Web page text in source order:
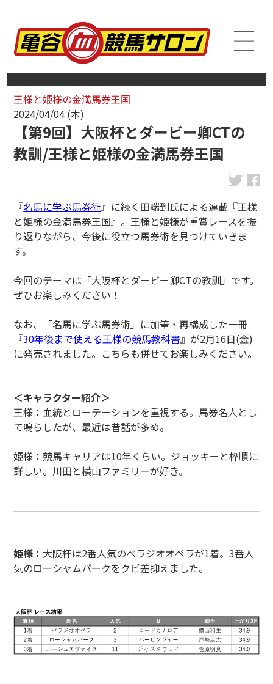
王様と姫様の金満馬券王国
2024/04/04 (木)
【第9回】大阪杯とダービー卿CTの
教訓/王様と姫様の金満馬券王国
『名馬に学ぶ馬券術』に続く田端到氏による連載『王様
と姫様の金満馬券王国』。王様と姫様が重賞レースを振
り返りながら、今後に役立つ馬券術を見つけていきま
す。
今回のテーマは「大阪杯とダービー卿CTの教訓」です。
ぜひお楽しみください！
なお、「名馬に学ぶ馬券術」に加筆・再構成した一冊
『30年後まで使える王様の競馬教科書』が2月16日(金)
に発売されました。こちらも併せてお楽しみください。
＜キャラクター紹介＞
王様：血統とローテーションを重視する。馬券名人とし
て鳴らしたが、最近は昔話が多め。
姫様：競馬キャリアは10年くらい。ジョッキーと枠順に
詳しい。川田と横山ファミリーが好き。
姫様： 大阪杯は2番人気のベラジオオペラが1着。3番人
気のローシャムパークをクビ差抑えました。